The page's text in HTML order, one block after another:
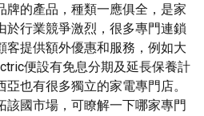
牌的產品，種類一應俱全，是家
於行業競爭激烈，很多專門連鎖
客提供額外優惠和服務，例如大
便設有免息分期及延長保養計
也有很多獨立的家電專門店。
該國市場，可瞭解一下哪家專門